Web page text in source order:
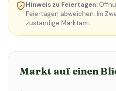
Hinweis zu Feiertagen:
Feiertagen abweichen. Im
zuständige Marktamt.
Markt auf einen